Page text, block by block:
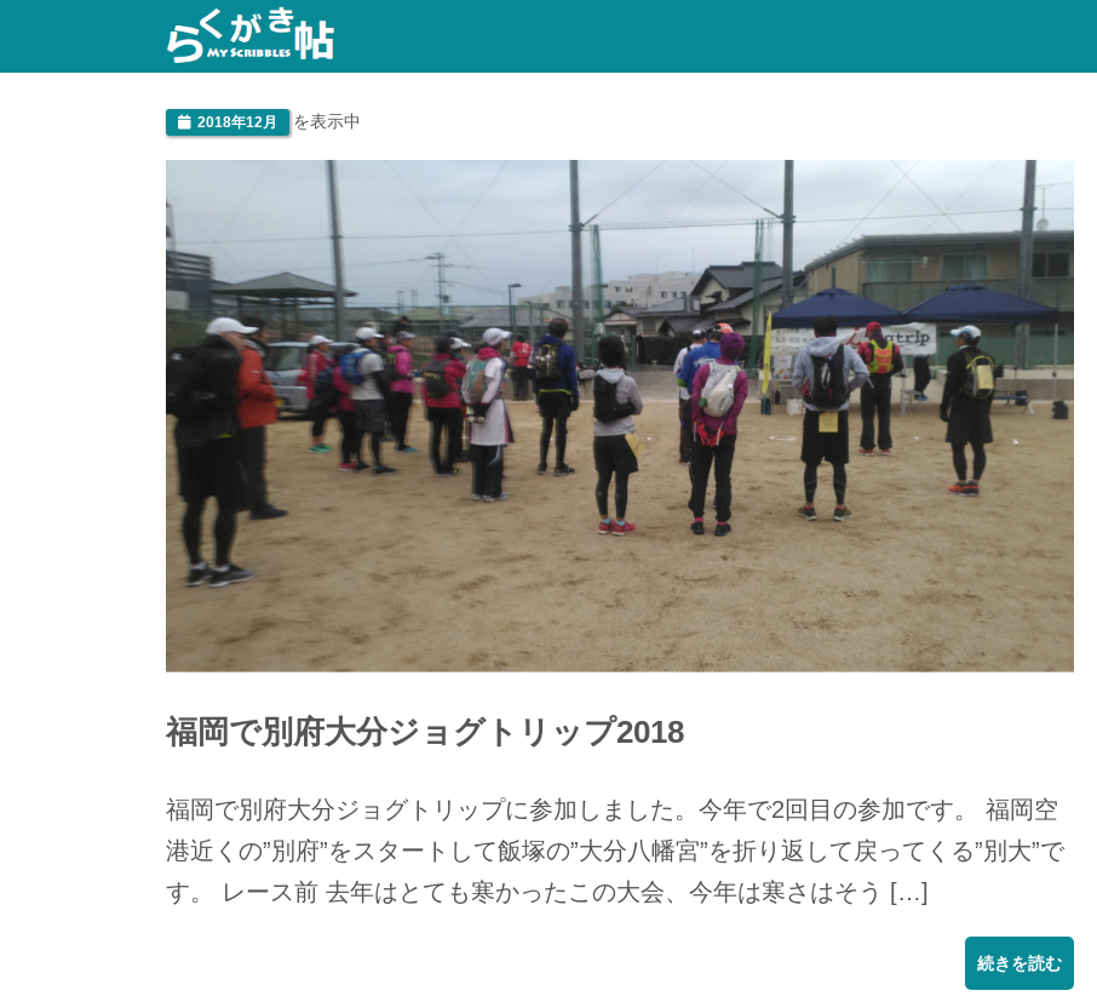
2018年12月 を表示中
福岡で別府大分ジョグトリップ2018
福岡で別府大分ジョグトリップに参加しました。今年で2回目の参加です。 福岡空
港近くの”別府”をスタートして飯塚の”大分八幡宮”を折り返して戻ってくる”別大”で
す。 レース前 去年はとても寒かったこの大会、今年は寒さはそう […]
続きを読む